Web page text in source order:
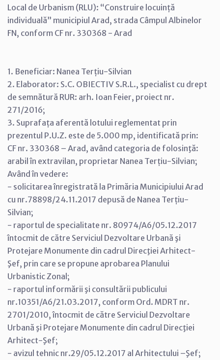
Local de Urbanism (RLU): “Construire locuință
individuală” municipiul Arad, strada Câmpul Albinelor
FN, conform CF nr. 330368 - Arad
1. Beneficiar: Nanea Terțiu-Silvian
2. Elaborator: S.C. OBIECTIV S.R.L., specialist cu drept
de semnătură RUR: arh. Ioan Feier, proiect nr.
271/2016;
3. Suprafața aferentă lotului reglementat prin
prezentul P.U.Z. este de 5.000 mp, identificată prin:
CF nr. 330368 – Arad, având categoria de folosinţă:
arabil în extravilan, proprietar Nanea Terțiu-Silvian;
Având în vedere:
- solicitarea înregistrată la Primăria Municipiului Arad
cu nr.78898/24.11.2017 depusă de Nanea Terțiu-
Silvian;
- raportul de specialitate nr. 80974/A6/05.12.2017
întocmit de către Serviciul Dezvoltare Urbană şi
Protejare Monumente din cadrul Direcţiei Arhitect-
Şef, prin care se propune aprobarea Planului
Urbanistic Zonal;
- raportul informării şi consultării publicului
nr.10351/A6/21.03.2017, conform Ord. MDRT nr.
2701/2010, întocmit de către Serviciul Dezvoltare
Urbană şi Protejare Monumente din cadrul Direcţiei
Arhitect-Şef;
- avizul tehnic nr.29/05.12.2017 al Arhitectului –Şef;